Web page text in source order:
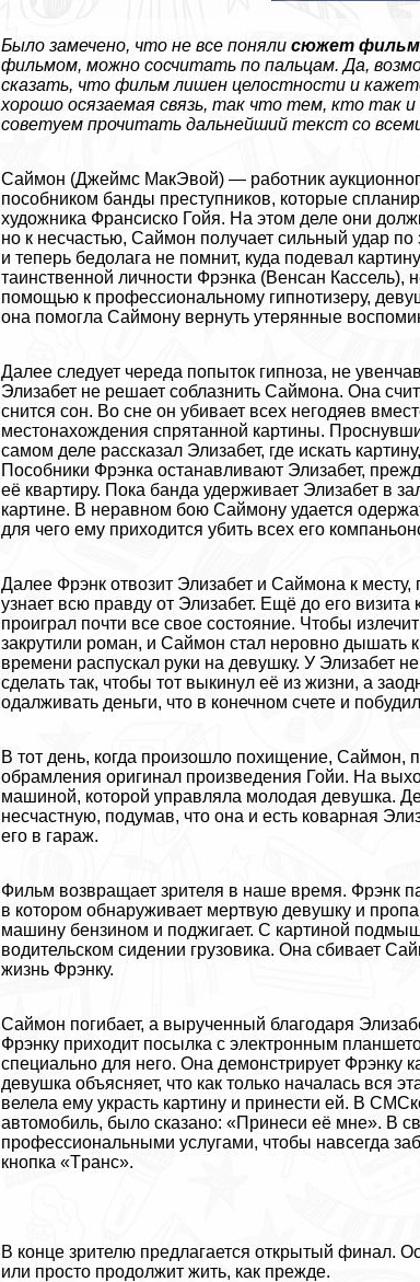
Было замечено, что не все понялисюжет
фильмом, можно сосчитать по пальцам. Да,
сказать, что фильм лишен целостности и
хорошо осязаемая связь, так что тем, кто так
советуем прочитать дальнейший текст со
Саймон (Джеймс МакЭвой) — работник
пособником банды преступников, которые
художника Франсиско Гойя. На этом деле они
но к несчастью, Саймон получает сильный удар
и теперь бедолага не помнит, куда подевал
таинственной личности Фрэнка (Венсан
помощью к профессиональному гипнотизеру,
она помогла Саймону вернуть утерянные
Далее следует череда попыток гипноза, не
Элизабет не решает coблaзнить Саймона. Она
снится сон. Во сне он убивает всех негодяев
местонахождения спрятанной картины.
самом деле рассказал Элизабет, где искать
Пособники Фрэнка останавливают Элизабет,
её квартиру. Пока банда удерживает Элизабет в
картине. В неравном бою Саймону удается
для чего ему приходится убить всех его
Далее Фрэнк отвозит Элизабет и Саймона к
узнает всю правду от Элизабет. Ещё до его
проиграл почти все свое состояние. Чтобы
закрутили роман, и Саймон стал неровно дышать
времени распускал руки на дeвyшку. У Элизабет
сделать так, чтобы тот выкинул её из жизни, а
одалживать деньги, что в конечном счете и
В тот день, когда произошло похищение,
обрамления оригинал произведения Гойи. На
машиной, которой управляла молодая дeвyшка.
несчастную, подумав, что она и есть коварная
его в гараж.
Фильм возвращает зрителя в наше время. Фрэнк
в котором обнаруживает мертвую дeвyшку и
машину бензином и поджигает. С картиной
водительском сидении грузовика. Она сбивает
жизнь Фрэнку.
Саймон погибает, а вырученный благодаря
Фрэнку приходит посылка с электронным
специально для него. Она демонстрирует Фрэнку
дeвyшка объясняет, что как только началась вся
велела ему украсть картину и принести ей. В
автомобиль, было сказано: «Принеси её мне». В
профессиональными услугами, чтобы навсегда
кнопка «Tрaнc».
В конце зрителю предлагается открытый финал.
или просто продолжит жить, как прежде.